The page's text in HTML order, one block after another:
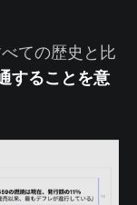
ての歴史と比
することを意